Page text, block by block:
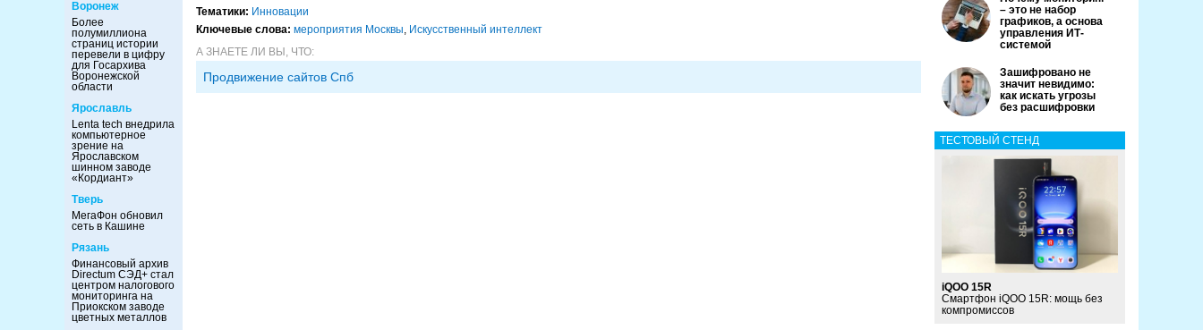
Воронеж
Более
полумиллиона
страниц истории
перевели в цифру
для Госархива
Воронежской
области
Ярославль
Lenta tech внедрила
компьютерное
зрение на
Ярославском
шинном заводе
«Кордиант»
Тверь
МегаФон обновил
сеть в Кашине
Рязань
Финансовый архив
Directum СЭД+ стал
центром налогового
мониторинга на
Приокском заводе
цветных металлов
Тематики: Инновации
Ключевые слова: мероприятия Москвы, Искусственный интеллект
А ЗНАЕТЕ ЛИ ВЫ, ЧТО:
Продвижение сайтов Спб
– это не набор
графиков, а основа
управления ИТ-
системой
Зашифровано не
значит невидимо:
как искать угрозы
без расшифровки
ТЕСТОВЫЙ СТЕНД
iQOO 15R
Смартфон iQOO 15R: мощь без
компромиссов